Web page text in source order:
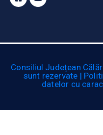
Consiliul Județean
sunt rezervate |
datelor cu